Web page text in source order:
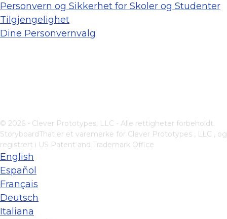
Personvern og Sikkerhet for Skoler og Studenter
Tilgjengelighet
Dine Personvernvalg
© 2026 - Clever Prototypes, LLC - Alle rettigheter forbeholdt.
StoryboardThat er et varemerke for Clever Prototypes , LLC , og
registrert i US Patent and Trademark Office
English
Español
Français
Deutsch
Italiana